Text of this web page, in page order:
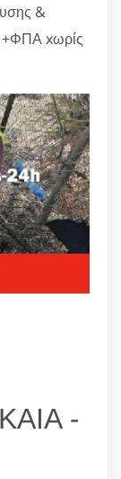
&
+ΦΠΑ xωρίς
-